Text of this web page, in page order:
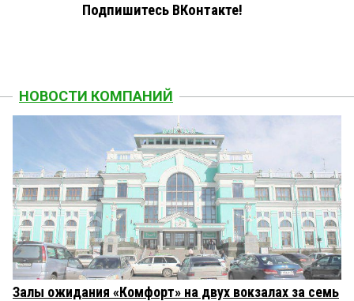
Подпишитесь ВКонтакте!
НОВОСТИ КОМПАНИЙ
Залы ожидания «Комфорт» на двух вокзалах за семь